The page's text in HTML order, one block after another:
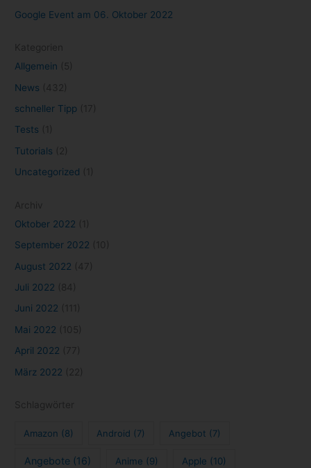
Google Event am 06. Oktober 2022
Allgemein
News
schneller Tipp
Tests
Tutorials
Uncategorized
Oktober 2022
September 2022
August 2022
Juli 2022
Juni 2022
Mai 2022
April 2022
März 2022
Amazon (8) Android (7) Angebot (7)
Angebote(16) Anime (9) Apple (10)